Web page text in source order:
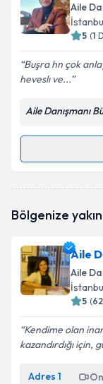
Aile
5 (1
Buşra hn çok
heveslı ve...
Aile Danışmanı
Randevu
talebi
E-posta
Kişisel
Bölgenize
Aile
Aile
5 (62
Kendime olan
kazandırdığı için,
Adres 1